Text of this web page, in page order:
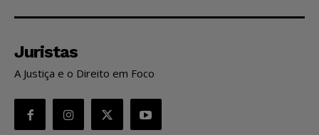
Juristas
A Justiça e o Direito em Foco